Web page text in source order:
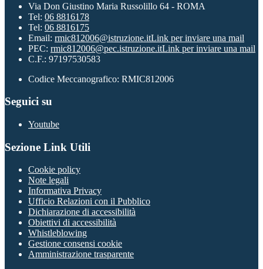
Via Don Giustino Maria Russolillo 64 - ROMA
Tel: 06 8816178
Tel: 06 8816175
Email: rmic812006@istruzione.itLink per inviare una mail
PEC: rmic812006@pec.istruzione.itLink per inviare una mail
C.F.: 97197530583
Codice Meccanografico: RMIC812006
Seguici su
Youtube
Sezione Link Utili
Cookie policy
Note legali
Informativa Privacy
Ufficio Relazioni con il Pubblico
Dichiarazione di accessibilità
Obiettivi di accessibilità
Whistleblowing
Gestione consensi cookie
Amministrazione trasparente